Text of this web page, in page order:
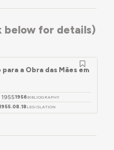
below for details)
a Obra das Mães em
1956 BIBLIOGRAPHY
LEGISLATION